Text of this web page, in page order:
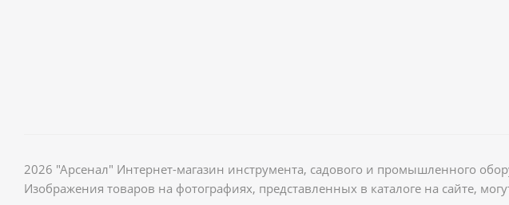
2026 "Арсенал" Интернет-магазин инструмента, садового и промышленного
Изображения товаров на фотографиях, представленных в каталоге на сайте,